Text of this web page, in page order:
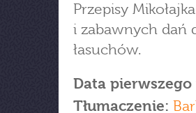
Przepisy
i zabawnych dań
łasuchów.
Data
Tłumaczenie: